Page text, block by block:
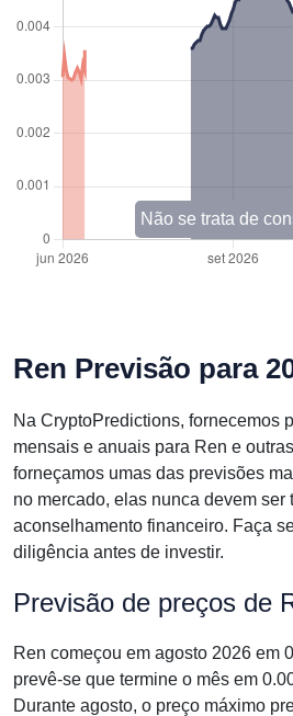
Não se trata de
Ren Previsão para
Na CryptoPredictions, fornecemos
mensais e anuais para Ren e
forneçamos umas das previsões
no mercado, elas nunca devem ser
aconselhamento financeiro. Faça
diligência antes de investir.
Previsão de preços de
Ren começou em agosto 2026 em
prevê-se que termine o mês em
Durante agosto, o preço máximo